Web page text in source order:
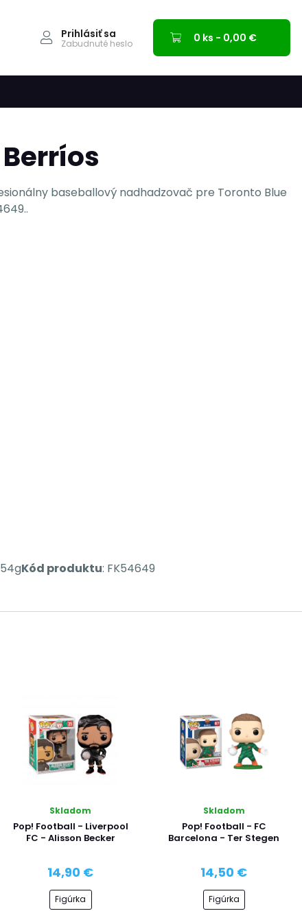
Prihlásiť sa
Zabudnuté heslo 0 ks - 0,00 €
baseballový nadhadzovač pre Toronto Blue
Kód produktu: FK54649
Skladom
Pop! Football - Liverpool
FC - Alisson Becker
14,90 €
Figúrka
Skladom
Pop! Football - FC
Barcelona - Ter Stegen
14,50 €
Figúrka